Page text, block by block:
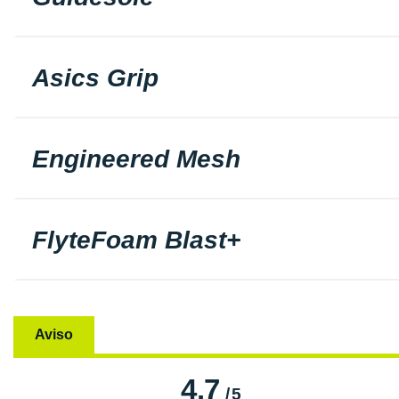
Asics Grip
Engineered Mesh
FlyteFoam Blast+
Aviso
4.7/5